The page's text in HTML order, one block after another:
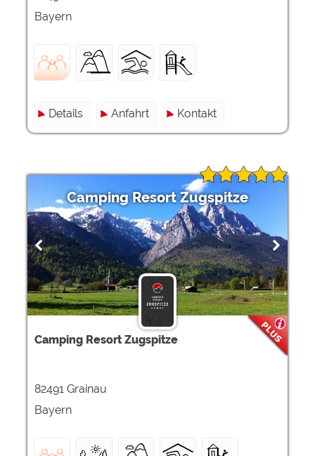
Bayern
Details Anfahrt Kontakt
Camping Resort Zugspitze
Camping Resort Zugspitze
82491 Grainau
Bayern